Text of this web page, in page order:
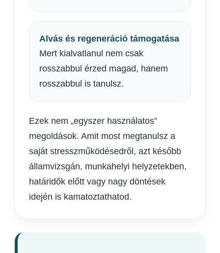
Alvás és regeneráció támogatása
Mert kialvatlanul nem csak
rosszabbul érzed magad, hanem
rosszabbul is tanulsz.
Ezek nem „egyszer használatos”
megoldások. Amit most megtanulsz a
saját stresszműködésedről, azt később
államvizsgán, munkahelyi helyzetekben,
határidők előtt vagy nagy döntések
idején is kamatoztathatod.